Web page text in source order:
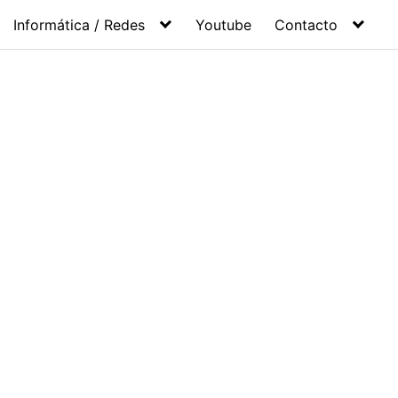
Informática / Redes Youtube Contacto